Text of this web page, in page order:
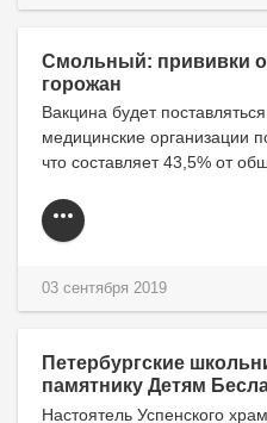
Смольный: прививки
горожан
Вакцина будет
медицинские организации
что составляет 43,5% от
03 сентября 2019
Петербургские
памятнику Детям
Настоятель Успенского